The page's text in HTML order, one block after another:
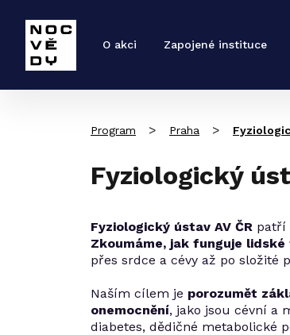
O akci Zapojené instituce
Program > Praha >
Fyziologický
Fyziologický ústav AV ČR patří
Zkoumáme, jak funguje
přes srdce a cévy až po složité
Naším cílem je porozumět
onemocnění, jako jsou cévní a
diabetes, dědičné metabolické